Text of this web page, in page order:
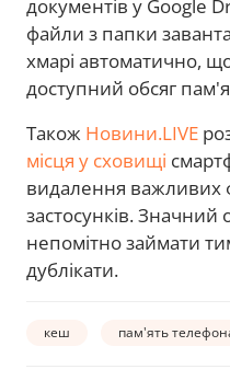
документів у Google
файли з папки
хмарі автоматично,
доступний обсяг
Також Новини.LIVE
місця у сховищі
видалення важливих
застосунків. Значний
непомітно займати
дублікати.
кеш пам'ять